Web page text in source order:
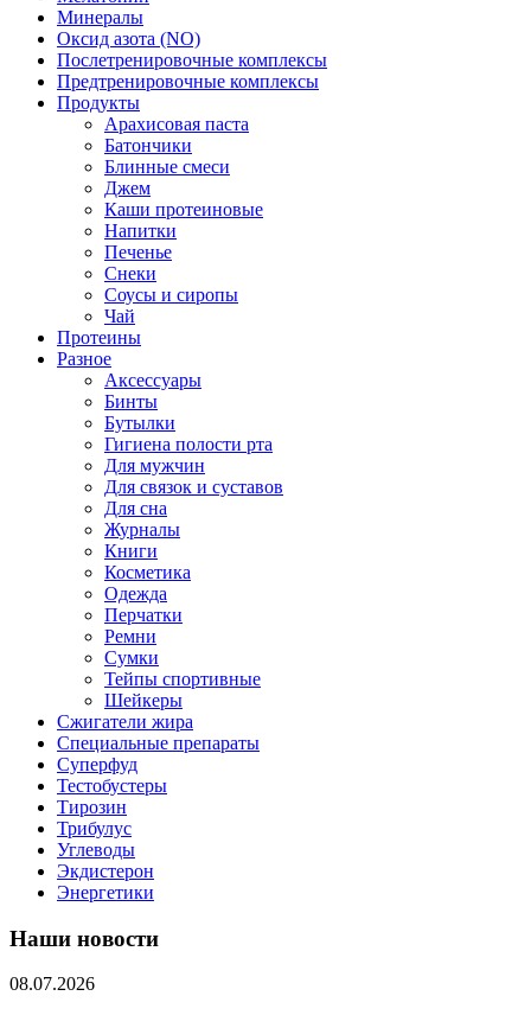
Минералы
Оксид азота (NO)
Послетренировочные комплексы
Предтренировочные комплексы
Продукты
Арахисовая паста
Батончики
Блинные смеси
Джем
Каши протеиновые
Напитки
Печенье
Снеки
Соусы и сиропы
Чай
Протеины
Разное
Аксессуары
Бинты
Бутылки
Гигиена полости рта
Для мужчин
Для связок и суставов
Для сна
Журналы
Книги
Косметика
Одежда
Перчатки
Ремни
Сумки
Тейпы спортивные
Шейкеры
Сжигатели жира
Специальные препараты
Суперфуд
Тестобустеры
Тирозин
Трибулус
Углеводы
Экдистерон
Энергетики
Наши новости
08.07.2026